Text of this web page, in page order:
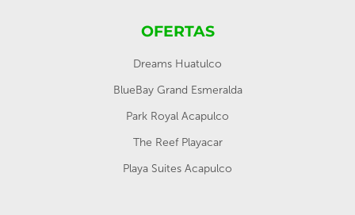
OFERTAS
Dreams Huatulco
BlueBay Grand Esmeralda
Park Royal Acapulco
The Reef Playacar
Playa Suites Acapulco